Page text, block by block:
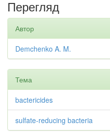
Перегляд
Автор
Demchenko A. M.
Тема
bactericides
sulfate-reducing bacteria